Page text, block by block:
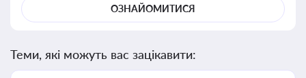
ОЗНАЙОМИТИСЯ
Теми, які можуть вас зацікавити: